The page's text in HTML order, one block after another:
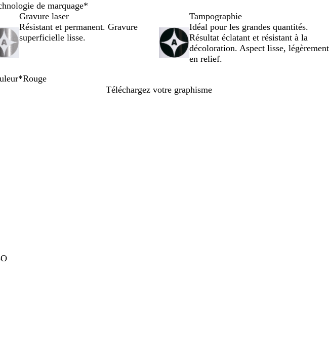
de marquage*
Gravure laser
Résistant et permanent. Gravure
superficielle lisse.
Tampographie
Idéal pour les grandes quantités.
Résultat éclatant et résistant à la
décoloration. Aspect lisse, légèrement
en relief.
*Rouge
Téléchargez votre graphisme